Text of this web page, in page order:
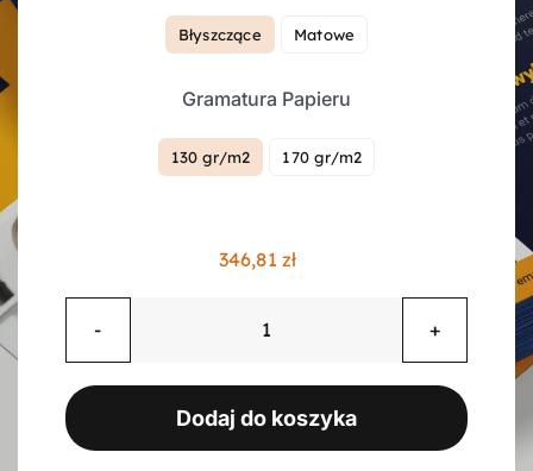
Kontakt
Koszyk
Konto
Błyszczące Matowe
Gramatura Papieru
130 gr/m2 170 gr/m2
346,81zł
ilość
na
pół,
Dodaj do koszyka